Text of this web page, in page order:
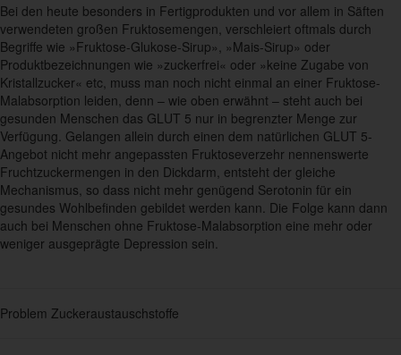
Bei den heute besonders in Fertigprodukten und vor allem in Säften
verwendeten großen Fruktosemengen, verschleiert oftmals durch
Begriffe wie »Fruktose-Glukose-Sirup», »Mais-Sirup» oder
Produktbezeichnungen wie »zuckerfrei« oder »keine Zugabe von
Kristallzucker« etc, muss man noch nicht einmal an einer Fruktose-
Malabsorption leiden, denn – wie oben erwähnt – steht auch bei
gesunden Menschen das GLUT 5 nur in begrenzter Menge zur
Verfügung. Gelangen allein durch einen dem natürlichen GLUT 5-
Angebot nicht mehr angepassten Fruktoseverzehr nennenswerte
Fruchtzuckermengen in den Dickdarm, entsteht der gleiche
Mechanismus, so dass nicht mehr genügend Serotonin für ein
gesundes Wohlbefinden gebildet werden kann. Die Folge kann dann
auch bei Menschen ohne Fruktose-Malabsorption eine mehr oder
weniger ausgeprägte Depression sein.
Problem Zuckeraustauschstoffe